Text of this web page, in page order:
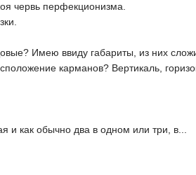
червь перфекционизма.
Имею ввиду габариты, из них
карманов? Вертикаль,
и как обычно два в одном или три, в...